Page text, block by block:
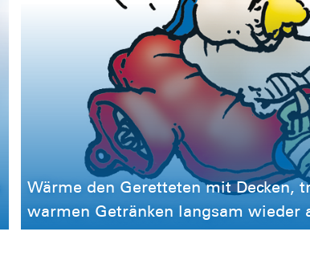
Wärme den Geretteten mit Decken,
warmen Getränken langsam wieder